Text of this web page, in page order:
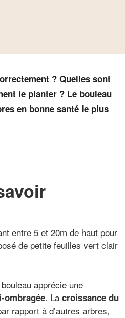
? Quelles sont
le planter ? Le bouleau
en bonne santé le plus
entre 5 et 20m de haut pour
de petite feuilles vert clair
apprécie une
ombragée. La croissance du
rapport à d’autres arbres,